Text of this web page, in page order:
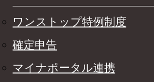
ワンストップ特例制度
確定申告
マイナポータル連携